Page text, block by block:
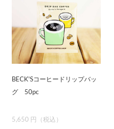
BECK'Sコーヒードリップバッ
グ 50pc
5,650 円（税込）